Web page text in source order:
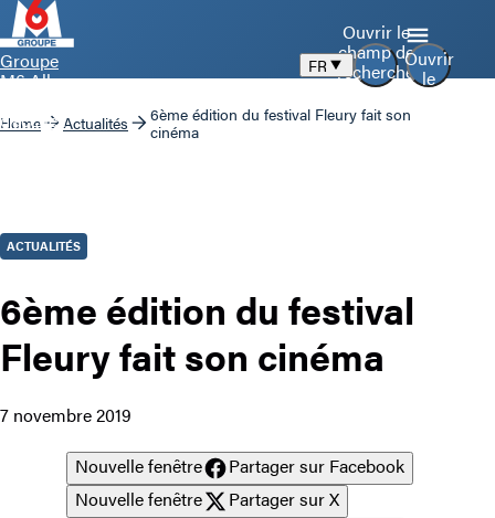
Groupe
M6 Aller
d’accueil
Ouvrir
le
FR
Ouvrir le
champ de
recherche
Home Actualités
6ème édition du festival Fleury fait son
cinéma
ACTUALITÉS
6ème édition du festival
Fleury fait son cinéma
7 novembre 2019
Nouvelle fenêtre
Partager sur Facebook
Nouvelle fenêtre
Partager sur X